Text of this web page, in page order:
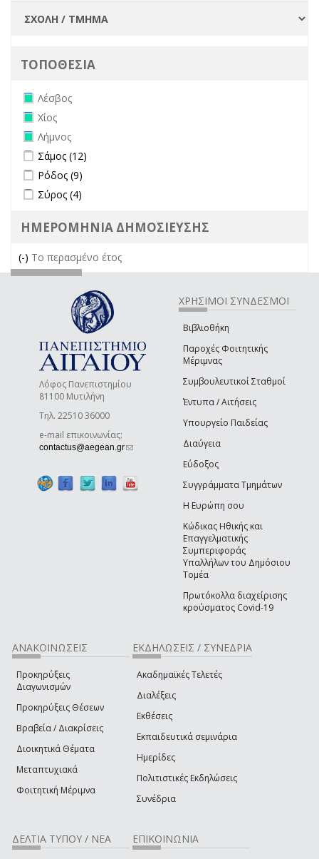
ΤΟΠΟΘΕΣΙΑ
Remove Λέσβος filter
Λέσβος
Remove Χίος filter
Χίος
Remove Λήμνος filter
Λήμνος
Apply Σάμος filter
Σάμος (12)
Apply Ρόδος filter
Ρόδος (9)
Apply Σύρος filter
Σύρος (4)
ΗΜΕΡΟΜΗΝΙΑ ΔΗΜΟΣΙΕΥΣΗΣ
(-) Remove Το περασμένο έτος filter
Το περασμένο έτος
Λόφος Πανεπιστημίου
81100 Μυτιλήνη
Τηλ. 22510 36000
e-mail επικοινωνίας:
contactus@aegean.gr(link sends e-mail)
ΧΡΗΣΙΜΟΙ ΣΥΝΔΕΣΜΟΙ
Βιβλιοθήκη
Παροχές Φοιτητικής
Μέριμνας
Συμβουλευτικοί Σταθμοί
Έντυπα / Αιτήσεις
Υπουργείο Παιδείας
Διαύγεια
Εύδοξος
Συγγράμματα Τμημάτων
Η Ευρώπη σου
Κώδικας Ηθικής και
Επαγγελματικής
Συμπεριφοράς
Υπαλλήλων του Δημόσιου
Τομέα
Πρωτόκολλα διαχείρισης
κρούσματος Covid-19
ΑΝΑΚΟΙΝΩΣΕΙΣ
Προκηρύξεις
Διαγωνισμών
Προκηρύξεις Θέσεων
Βραβεία / Διακρίσεις
Διοικητικά Θέματα
Μεταπτυχιακά
Φοιτητική Μέριμνα
ΕΚΔΗΛΩΣΕΙΣ / ΣΥΝΕΔΡΙΑ
Ακαδημαϊκές Τελετές
Διαλέξεις
Εκθέσεις
Εκπαιδευτικά σεμινάρια
Ημερίδες
Πολιτιστικές Εκδηλώσεις
Συνέδρια
ΔΕΛΤΙΑ ΤΥΠΟΥ / ΝΕΑ ΕΠΙΚΟΙΝΩΝΙΑ